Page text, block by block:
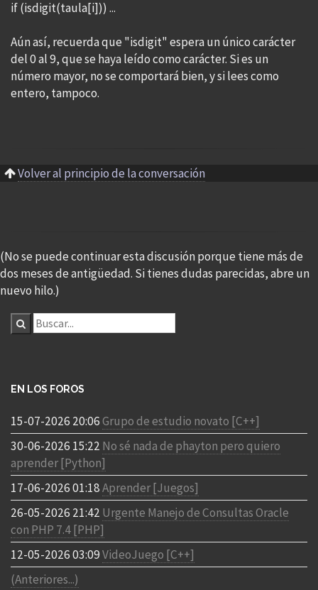
if (isdigit(taula[i])) ...
Aún así, recuerda que "isdigit" espera un único carácter
del 0 al 9, que se haya leído como carácter. Si es un
número mayor, no se comportará bien, y si lees como
entero, tampoco.
Volver al principio de la conversación
(No se puede continuar esta discusión porque tiene más de
dos meses de antigüedad. Si tienes dudas parecidas, abre un
nuevo hilo.)
EN LOS FOROS
15-07-2026 20:06Grupo de estudio novato [C++]
30-06-2026 15:22 No sé nada de phayton pero quiero
aprender [Python]
17-06-2026 01:18Aprender [Juegos]
26-05-2026 21:42 Urgente Manejo de Consultas Oracle
con PHP 7.4 [PHP]
12-05-2026 03:09VideoJuego [C++]
(Anteriores...)